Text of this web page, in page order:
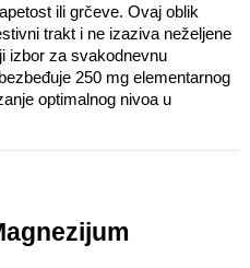
ili grčeve. Ovaj oblik
trakt i ne izaziva neželjene
izbor za svakodnevnu
250 mg elementarnog
optimalnog nivoa u